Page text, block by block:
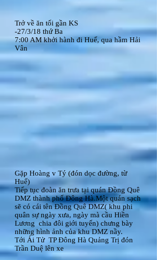
Trở về ăn tối gần KS
-27/3/18 thứ Ba
7:00 AM khởi hành đi Huế, qua hầm Hải
Vân
Gặp Hoàng v Tý (đón dọc đường, từ
Huế)
Tiếp tục đoàn ăn trưa tại quán Đồng Quê
DMZ thành phố Đông Hà.Một quán sạch
sẽ có cái tên Đồng Quê DMZ( khu phi
quân sự ngày xưa, ngày mà cầu Hiền
Lương chia đôi giới tuyến) chưng bày
những hình ảnh của khu DMZ nầy.
Tới Ái Tử TP Đông Hà Quảng Trị đón
Trần Duệ lên xe